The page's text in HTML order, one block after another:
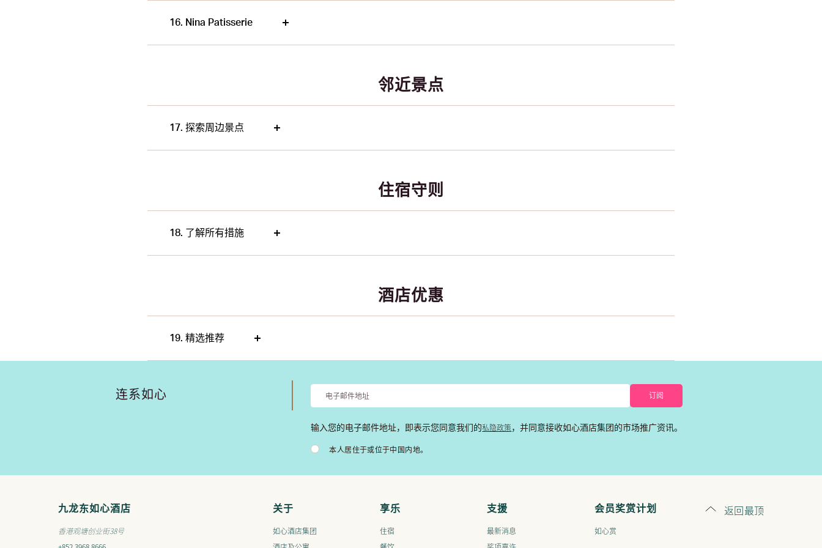
16. Nina Patisserie
邻近景点
17. 探索周边景点
住宿守则
18. 了解所有措施
酒店优惠
19. 精选推荐
连系如心
输入您的电子邮件地址，即表示您同意我们的私隐政策 ，并同意接收如心酒店集团的市场推广资讯。
本人居住于或位于中国内地。
九龙东如心酒店
香港观塘创业街38号
关于
如心酒店集团
享乐
住宿
支援
最新消息
会员奖赏计划
如心赏
返回最顶